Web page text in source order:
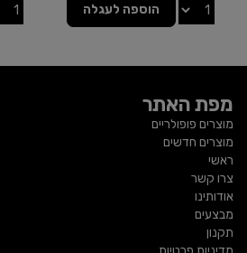
הוספה לעגלה
מפת האתר
מוצרים פופולריים
מוצרים חדשים
ראשי
צרו קשר
אודותינו
מבצעים
תקנון